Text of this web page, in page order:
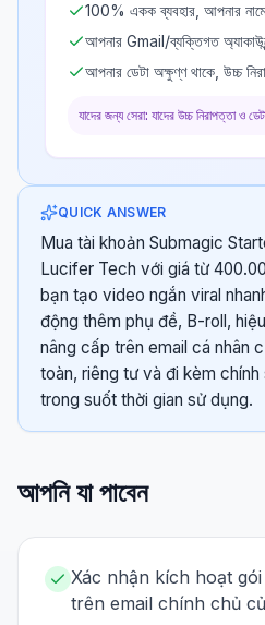
100% একক ব্যবহার, আপনার নামে
আপনার Gmail/ব্যক্তিগত
আপনার ডেটা অক্ষুণ্ণ থাকে, উচ্চ
যাদের জন্য সেরা: যাদের উচ্চ নিরাপত্তা ও
QUICK ANSWER
Mua tài khoản Submagic
Lucifer Tech với giá từ
bạn tạo video ngắn viral
động thêm phụ đề, B-roll,
nâng cấp trên email cá nhân
toàn, riêng tư và đi kèm chính
trong suốt thời gian sử dụng.
আপনি যা পাবেন
Xác nhận kích hoạt
trên email chính chủ